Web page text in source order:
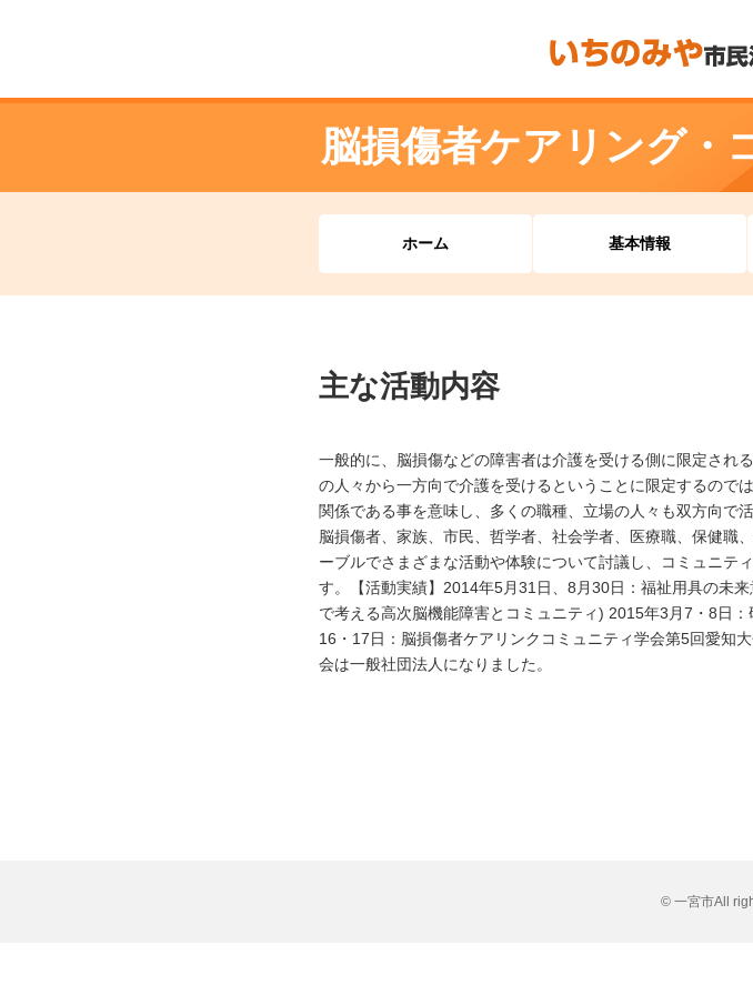
脳損傷者ケアリング・
ホーム 基本情報
主な活動内容
一般的に、脳損傷などの障害者は介護を受ける側に限定され
の人々から一方向で介護を受けるということに限定するので
関係である事を意味し、多くの職種、立場の人々も双方向で
脳損傷者、家族、市民、哲学者、社会学者、医療職、保健職
ーブルでさまざまな活動や体験について討議し、コミュニテ
す。【活動実績】2014年5月31日、8月30日：福祉用具の未
で考える高次脳機能障害とコミュニティ) 2015年3月7・8日
16・17日：脳損傷者ケアリンクコミュニティ学会第5回愛知
会は一般社団法人になりました。
© 一宮市All